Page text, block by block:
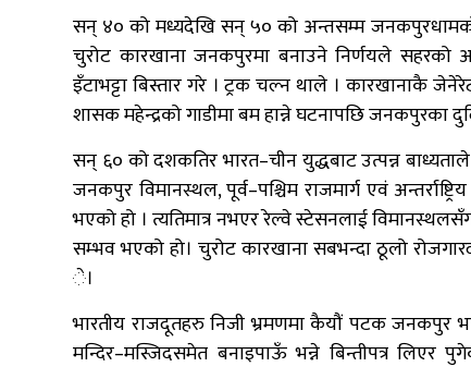
सन् ४० को मध्यदेखि सन् ५० को अन्तसम्म
चुरोट कारखाना जनकपुरमा बनाउने निर्णयले सहरको
इँटाभट्टा बिस्तार गरे । ट्रक चल्न थाले । कारखानाकै
शासक महेन्द्रको गाडीमा बम हान्ने घटनापछि जनकपुरका
सन् ६० को दशकतिर भारत–चीन युद्धबाट उत्पन्न बाध्यताले
जनकपुर विमानस्थल, पूर्व–पश्चिम राजमार्ग एवं
भएको हो । त्यतिमात्र नभएर रेल्वे स्टेसनलाई
सम्भव भएको हो। चुरोट कारखाना सबभन्दा ठूलो
े।
भारतीय राजदूतहरु निजी भ्रमणमा कैयौं पटक जनकपुर
मन्दिर–मस्जिदसमेत बनाइपाऊँ भन्ने बिन्तीपत्र लिएर